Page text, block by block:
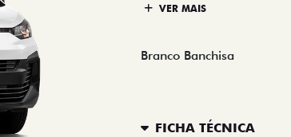
VER MAIS
Branco Banchisa
FICHA TÉCNICA